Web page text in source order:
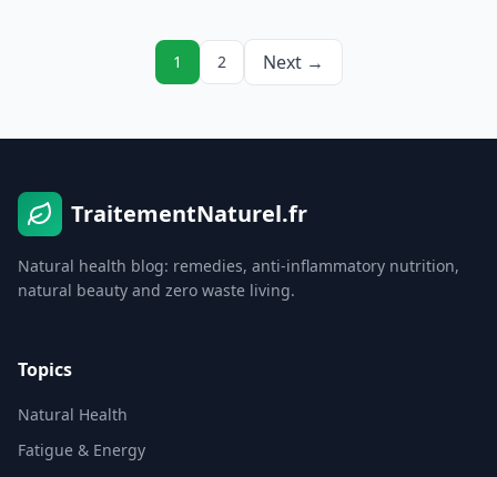
1 2 Next →
TraitementNaturel.fr
Natural health blog: remedies, anti-inflammatory nutrition,
natural beauty and zero waste living.
Topics
Natural Health
Fatigue & Energy